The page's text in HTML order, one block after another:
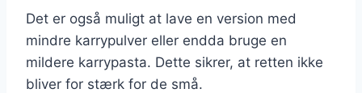
Det er også muligt at lave en version med
mindre karrypulver eller endda bruge en
mildere karrypasta. Dette sikrer, at retten ikke
bliver for stærk for de små.